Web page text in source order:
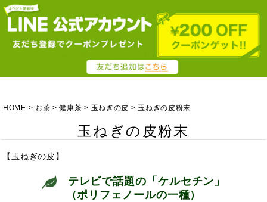
HOME お茶 健康茶 玉ねぎの皮 玉ねぎの皮粉末
玉ねぎの皮粉末
【玉ねぎの皮】
テレビで話題の「ケルセチン」
（ポリフェノールの一種）